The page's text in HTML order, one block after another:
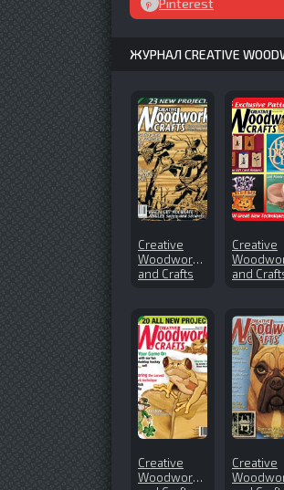
ЖУРНАЛ CREATIVE
Creative
Woodworks
and Crafts
Creative
and
Creative
Woodworks
Creative